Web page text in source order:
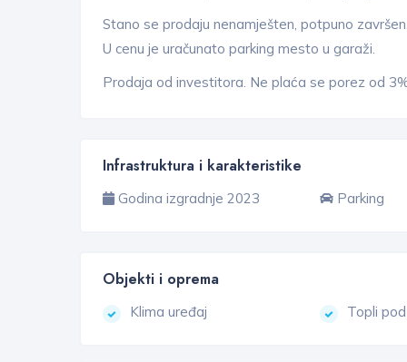
Stano se prodaju nenamješten, potpuno
U cenu je uračunato parking mesto u garaži.
Prodaja od investitora. Ne plaća se porez od
Infrastruktura i karakteristike
Godina izgradnje 2023 Parking
Objekti i oprema
Klima uređaj Topli pod